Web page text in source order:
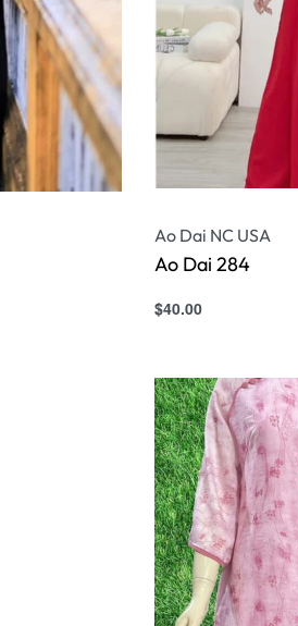
Ao Dai NC USA
Ao Dai 284
$40.00